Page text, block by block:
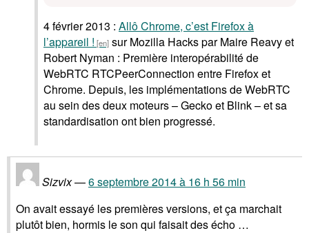
4 février 2013 : Allô Chrome, c’est Firefox à
l’appareil !
sur Mozilla Hacks par Maire Reavy et
Robert Nyman : Première interopérabilité de
WebRTC RTCPeerConnection entre Firefox et
Chrome. Depuis, les implémentations de WebRTC
au sein des deux moteurs – Gecko et Blink – et sa
standardisation ont bien progressé.
Sizvix
6 septembre 2014 à 16 h 56 min
On avait essayé les premières versions, et ça marchait
plutôt bien, hormis le son qui faisait des écho …